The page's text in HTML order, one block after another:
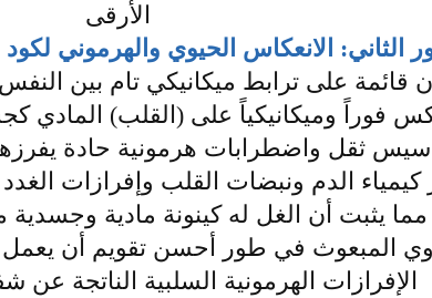
الأرقى
الثاني: الانعكاس الحيوي والهرموني
قائمة على ترابط ميكانيكي تام بين
فوراً وميكانيكياً على (القلب) المادي
ثقل واضطرابات هرمونية حادة يفرزها
الدم ونبضات القلب وإفرازات
مما يثبت أن الغل له كينونة مادية
المبعوث في طور أحسن تقويم أن يعمل
الإفرازات الهرمونية السلبية الناتجة عن